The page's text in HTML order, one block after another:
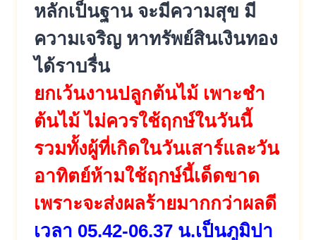
หลักเป็นฐาน จะมีความสุข มี
ความเจริญ หาทรัพย์สินเงินทอง
ได้ราบรื่น
ยกเว้นงานปลูกต้นไม้ เพาะชำ
ต้นไม้ ไม่ควรใช้ฤกษ์ในวันนี้
รวมทั้งผู้ที่เกิดในวันเสาร์และวัน
อาทิตย์ห้ามใช้ฤกษ์นี้เด็ดขาด
เพราะจะส่งผลร้ายมากกว่าผลดี
เวลา 05.42-06.37 น.เป็นภูมิปา